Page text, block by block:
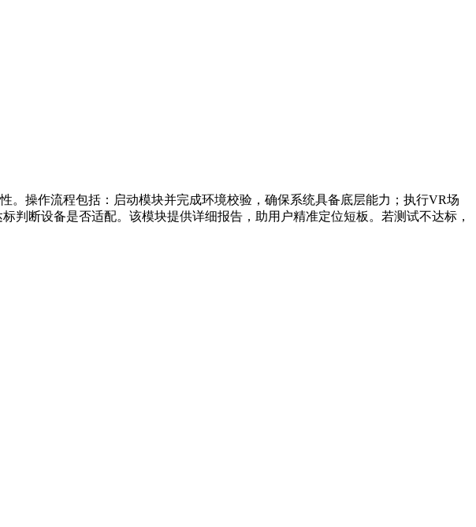
操作流程包括：启动模块并完成环境校验，确保系统具备底层能力；执行VR场
断设备是否适配。该模块提供详细报告，助用户精准定位短板。若测试不达标，